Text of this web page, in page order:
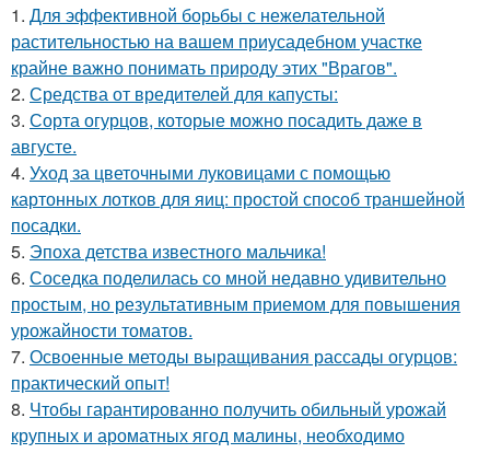
1. Для эффективной борьбы с нежелательной
растительностью на вашем приусадебном участке
крайне важно понимать природу этих "Врагов".
2. Средства от вредителей для капусты:
3. Сорта огурцов, которые можно посадить даже в
августе.
4. Уход за цветочными луковицами с помощью
картонных лотков для яиц: простой способ траншейной
посадки.
5. Эпоха детства известного мальчика!
6. Соседка поделилась со мной недавно удивительно
простым, но результативным приемом для повышения
урожайности томатов.
7. Освоенные методы выращивания рассады огурцов:
практический опыт!
8. Чтобы гарантированно получить обильный урожай
крупных и ароматных ягод малины, необходимо